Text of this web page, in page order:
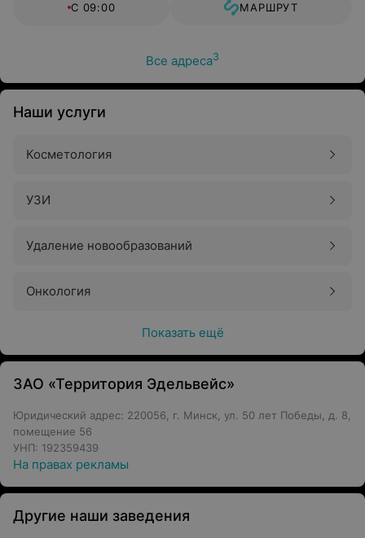
С 09:00 МАРШРУТ
Все адреса3
Наши услуги
Косметология
УЗИ
Удаление новообразований
Онкология
Показать ещё
ЗАО «Территория Эдельвейс»
Юридический адрес: 220056, г. Минск, ул. 50 лет Победы, д. 8,
помещение 56
УНП: 192359439
На правах рекламы
Другие наши заведения